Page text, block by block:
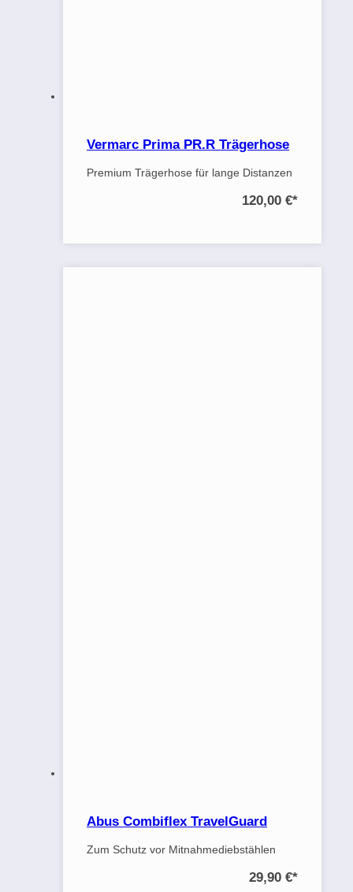
Vermarc Prima PR.R Trägerhose
Premium Trägerhose für lange Distanzen
120,00 €*
Abus Combiflex TravelGuard
Zum Schutz vor Mitnahmediebstählen
29,90 €*